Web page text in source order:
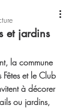
et jardins
la commune
et le Club
à décorer
ou jardins,